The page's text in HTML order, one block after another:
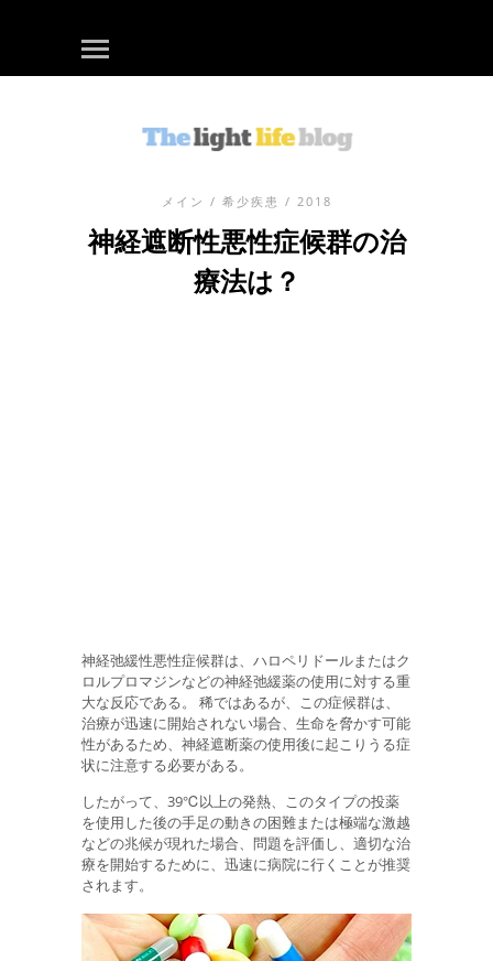
メイン / 希少疾患 / 2018
神経遮断性悪性症候群の治
療法は？
神経弛緩性悪性症候群は、ハロペリドールまたはク
ロルプロマジンなどの神経弛緩薬の使用に対する重
大な反応である。 稀ではあるが、この症候群は、
治療が迅速に開始されない場合、生命を脅かす可能
性があるため、神経遮断薬の使用後に起こりうる症
状に注意する必要がある。
したがって、39℃以上の発熱、このタイプの投薬
を使用した後の手足の動きの困難または極端な激越
などの兆候が現れた場合、問題を評価し、適切な治
療を開始するために、迅速に病院に行くことが推奨
されます。